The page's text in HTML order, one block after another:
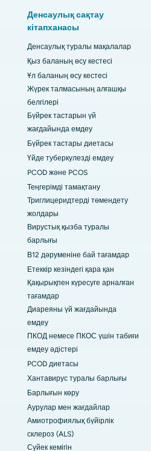
Денсаулық сақтау
кітапханасы
Денсаулық туралы мақалалар
Қыз баланың өсу кестесі
Ұл баланың өсу кестесі
Жүрек талмасының алғашқы
белгілері
Бүйрек тастарын үй
жағдайында емдеу
Бүйрек тастары диетасы
Үйде туберкулезді емдеу
PCOD және PCOS
Теңгерімді тамақтану
Триглицеридтерді төмендету
жолдары
Вирустық қызба туралы
барлығы
В12 дәруменіне бай тағамдар
Етеккір кезіндегі қара қан
Қақырықпен күресуге арналған
тағамдар
Диареяны үй жағдайында
емдеу
ПКОД немесе ПКОС үшін табиғи
емдеу әдістері
PCOD диетасы
Хантавирус туралы барлығы
Барлығын көру
Аурулар мен жағдайлар
Амиотрофиялық бүйірлік
склероз (ALS)
Сүйек кемігін